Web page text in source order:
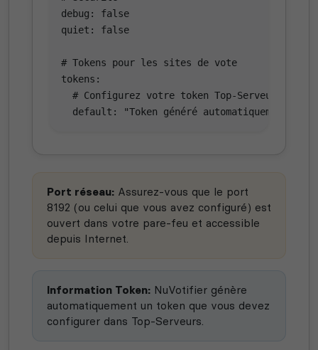
debug: false
quiet: false
# Tokens pour les sites de vote
tokens:
  # Configurez votre token Top-Serveurs ici
default: "Token généré automatiquement par
Port réseau: Assurez-vous que le port
8192 (ou celui que vous avez configuré) est
ouvert dans votre pare-feu et accessible
depuis Internet.
Information Token: NuVotifier génère
automatiquement un token que vous devez
configurer dans Top-Serveurs.